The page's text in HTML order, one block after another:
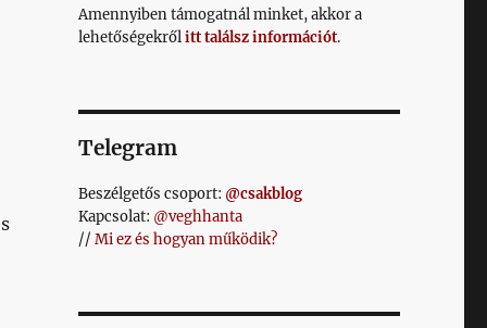
Amennyiben támogatnál minket, akkor a
lehetőségekrőlitt találsz információt.
Telegram
Beszélgetős csoport: @csakblog
Kapcsolat: @veghhanta
// Mi ez és hogyan működik?